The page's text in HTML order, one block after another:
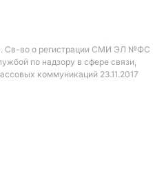
Св-во о регистрации СМИ ЭЛ №ФС
по надзору в сфере связи,
коммуникаций 23.11.2017